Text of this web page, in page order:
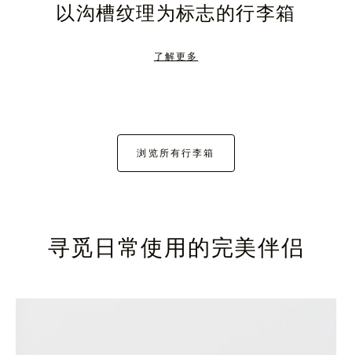
以沟槽纹理为标志的行李箱
了解更多
浏览所有行李箱
寻觅日常使用的完美伴侣